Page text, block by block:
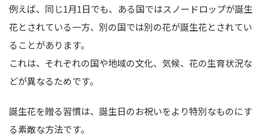
例えば、同じ1月1日でも、ある国ではスノードロップが誕生
花とされている一方、別の国では別の花が誕生花とされてい
ることがあります。
これは、それぞれの国や地域の文化、気候、花の生育状況な
どが異なるためです。
誕生花を贈る習慣は、誕生日のお祝いをより特別なものにす
る素敵な方法です。